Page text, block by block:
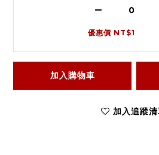
優惠價 NT$1
加入購物車
加入追蹤